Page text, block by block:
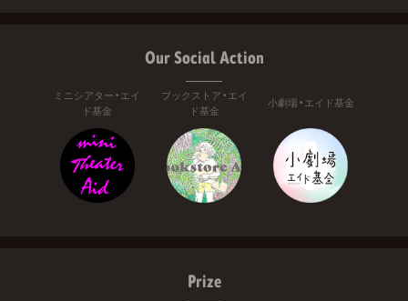
Our Social Action
ミニシアター・エイ
ド基金
ブックストア・エイ
ド基金
小劇場・エイド基金
Prize